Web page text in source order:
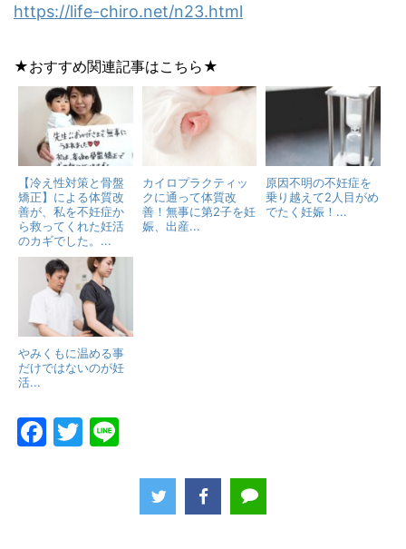
https://life-chiro.net/n23.html
★おすすめ関連記事はこちら★
【冷え性対策と骨盤
矯正】による体質改
善が、私を不妊症か
ら救ってくれた妊活
のカギでした。...
カイロプラクティッ
クに通って体質改
善！無事に第2子を妊
娠、出産...
原因不明の不妊症を
乗り越えて2人目がめ
でたく妊娠！...
やみくもに温める事
だけではないのが妊
活...
F
T